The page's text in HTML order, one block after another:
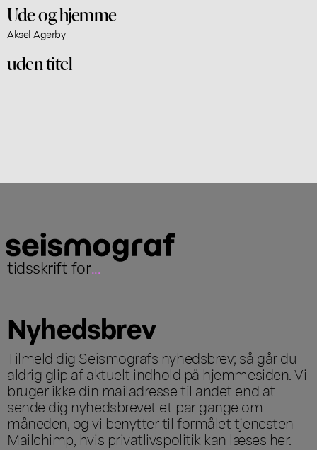
Ude og hjemme
Aksel Agerby
uden titel
tidsskrift for...
Nyhedsbrev
Tilmeld dig Seismografs nyhedsbrev; så går du
aldrig glip af aktuelt indhold på hjemmesiden. Vi
bruger ikke din mailadresse til andet end at
sende dig nyhedsbrevet et par gange om
måneden, og vi benytter til formålet tjenesten
Mailchimp, hvis privatlivspolitik kan læses her.